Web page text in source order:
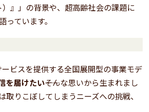
』」の背景や、超高齢社会の課題に
ています。
ビスを提供する全国展開型の事業モデ
を届けたい――そんな思いから生まれまし
りこぼしてしまうニーズへの挑戦、